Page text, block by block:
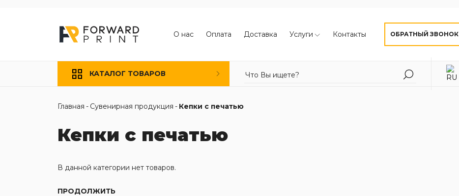
О нас Оплата Доставка Услуги Контакты ОБРАТНЫЙ ЗВОНОК
КАТАЛОГ ТОВАРОВ
Главная - Сувенирная продукция - Кепки с печатью
Кепки с печатью
В данной категории нет товаров.
ПРОДОЛЖИТЬ